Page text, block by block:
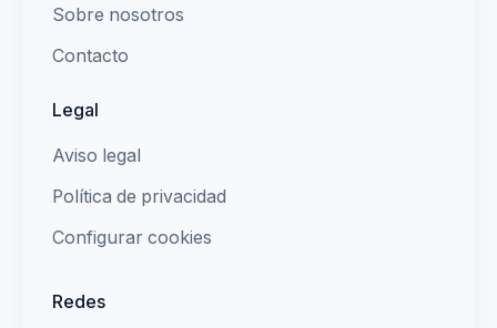
Sobre nosotros
Contacto
Legal
Aviso legal
Política de privacidad
Configurar cookies
Redes